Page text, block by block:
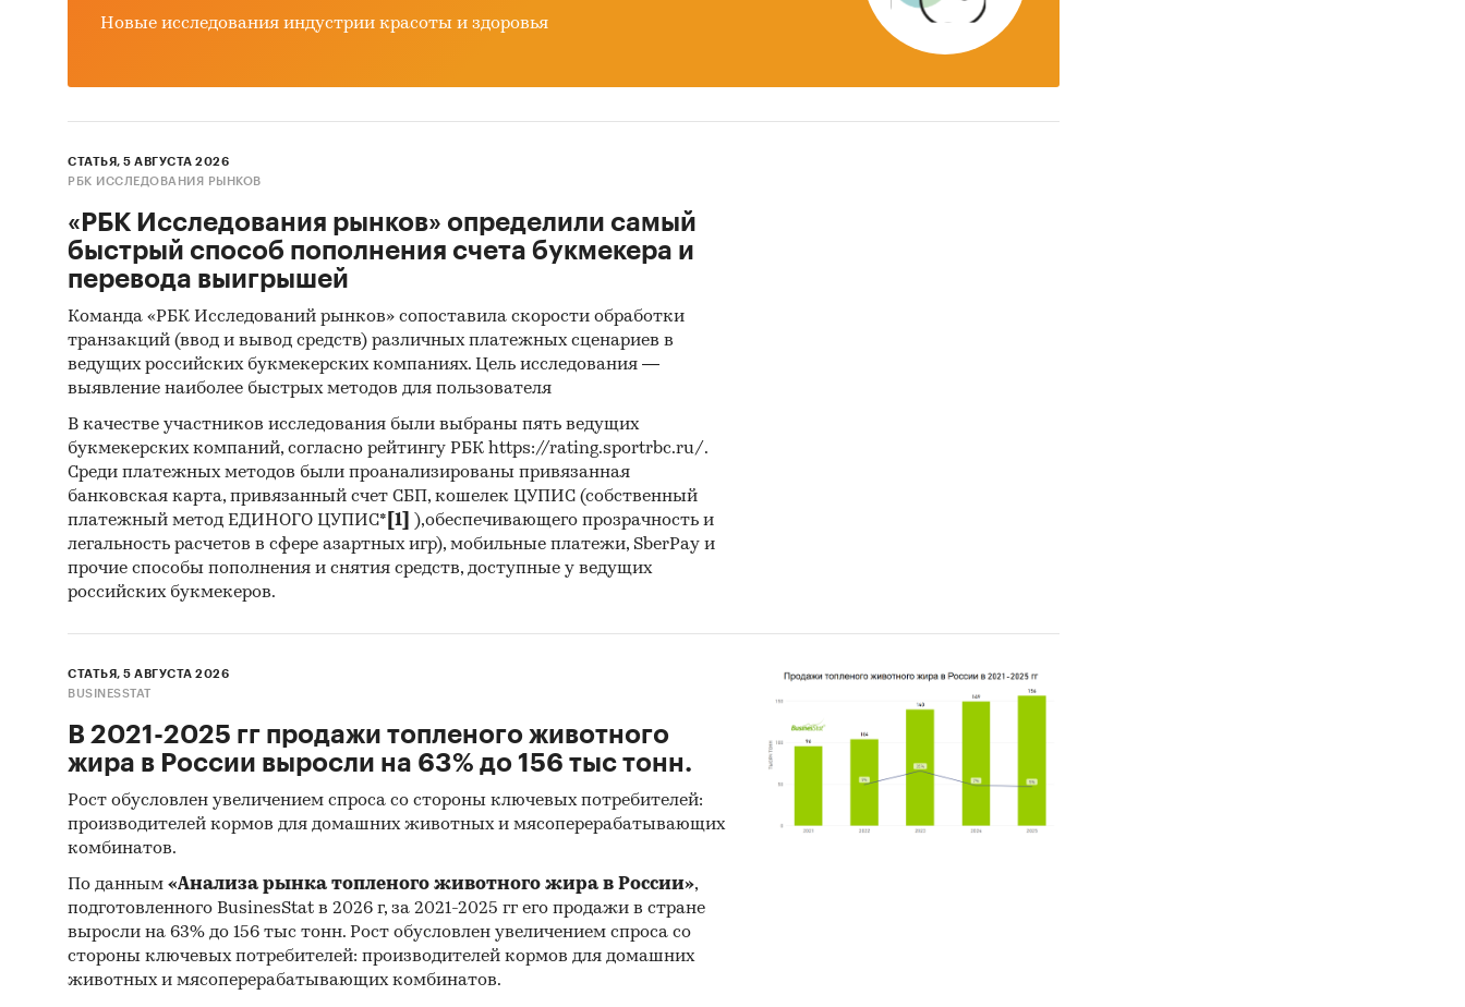
Новые исследования индустрии красоты и здоровья
СТАТЬЯ, 5 АВГУСТА 2026
РБК ИССЛЕДОВАНИЯ РЫНКОВ
«РБК Исследования рынков» определили самый
быстрый способ пополнения счета букмекера и
перевода выигрышей
Команда «РБК Исследований рынков» сопоставила скорости обработки
транзакций (ввод и вывод средств) различных платежных сценариев в
ведущих российских букмекерских компаниях. Цель исследования —
выявление наиболее быстрых методов для пользователя
В качестве участников исследования были выбраны пять ведущих
букмекерских компаний, согласно рейтингу РБК https://rating.sportrbc.ru/.
Среди платежных методов были проанализированы привязанная
банковская карта, привязанный счет СБП, кошелек ЦУПИС (собственный
платежный метод ЕДИНОГО ЦУПИС* [1]
),обеспечивающего прозрачность и
легальность расчетов в сфере азартных игр), мобильные платежи, SberPay и
прочие способы пополнения и снятия средств, доступные у ведущих
российских букмекеров.
СТАТЬЯ, 5 АВГУСТА 2026
BUSINESSTAT
В 2021-2025 гг продажи топленого животного
жира в России выросли на 63% до 156 тыс тонн.
Рост обусловлен увеличением спроса со стороны ключевых потребителей:
производителей кормов для домашних животных и мясоперерабатывающих
комбинатов.
По данным «Анализа рынка топленого животного жира в России»,
подготовленного BusinesStat в 2026 г, за 2021-2025 гг его продажи в стране
выросли на 63% до 156 тыс тонн. Рост обусловлен увеличением спроса со
стороны ключевых потребителей: производителей кормов для домашних
животных и мясоперерабатывающих комбинатов.